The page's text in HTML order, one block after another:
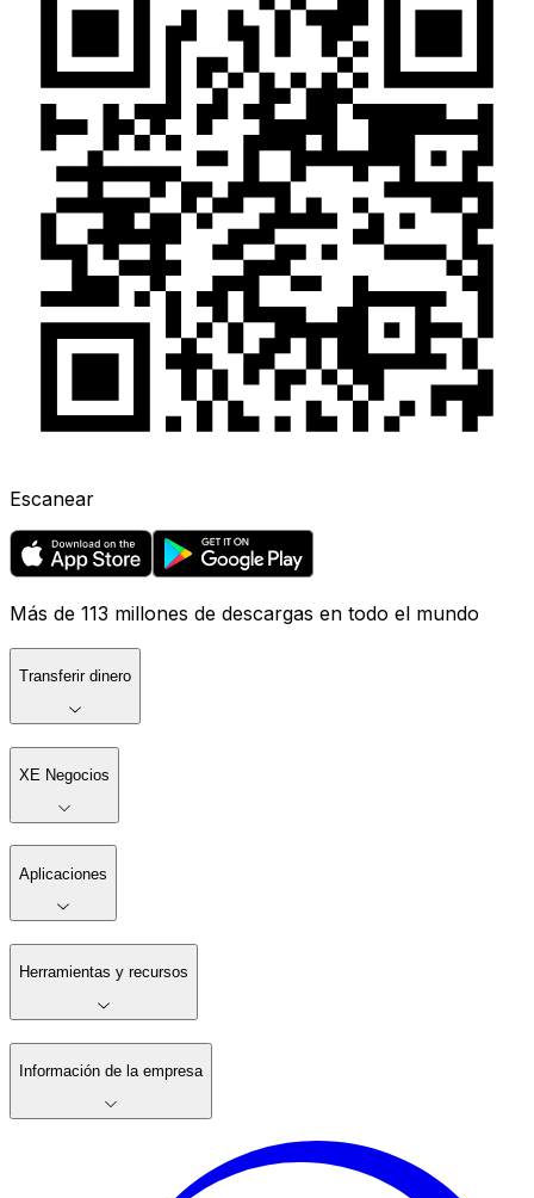
Escanear
Más de 113 millones de descargas en todo el mundo
Transferir dinero
XE Negocios
Aplicaciones
Herramientas y recursos
Información de la empresa